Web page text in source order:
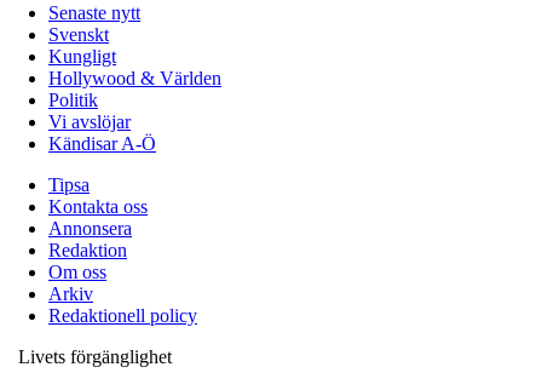
Senaste nytt
Svenskt
Kungligt
Hollywood & Världen
Politik
Vi avslöjar
Kändisar A-Ö
Tipsa
Kontakta oss
Annonsera
Redaktion
Om oss
Arkiv
Redaktionell policy
Livets förgänglighet